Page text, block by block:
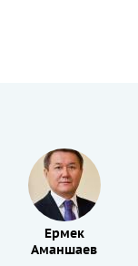
Ермек
Аманшаев